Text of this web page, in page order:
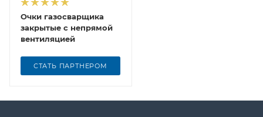
Очки газосварщика
закрытые с непрямой
вентиляцией
СТАТЬ ПАРТНЕРОМ